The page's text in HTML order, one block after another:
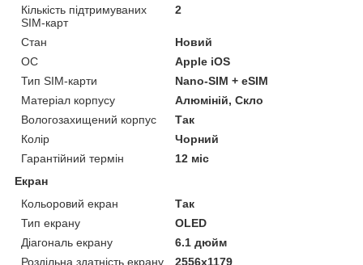
Кількість підтримуваних
SIM-карт
2
Стан
Новий
ОС
Apple iOS
Тип SIM-карти
Nano-SIM + eSIM
Матеріал корпусу
Алюміній, Скло
Вологозахищений корпус
Так
Колір
Чорний
Гарантійний термін
12 міс
Екран
Кольоровий екран
Так
Тип екрану
OLED
Діагональ екрану
6.1 дюйм
Роздільна здатність екрану
2556x1179